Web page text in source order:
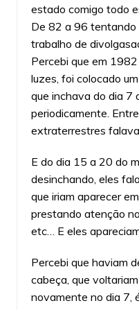
estado comigo todo
De 82 a 96 tentando
trabalho de
Percebi que em
luzes, foi colocado
que inchava do dia 7
periodicamente.
extraterrestres
E do dia 15 a 20 do
desinchando, eles
que iriam aparecer
prestando atenção
etc… E eles
Percebi que haviam
cabeça, que
novamente no dia 7,